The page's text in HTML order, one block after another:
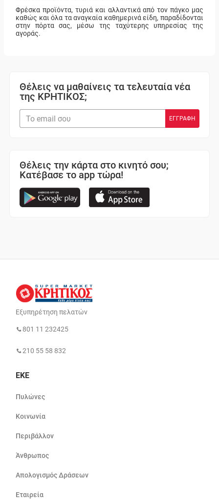
Φρέσκα προϊόντα, τυριά και αλλαντικά από τον πάγκο μας
καθώς και όλα τα αναγκαία καθημερινά είδη, παραδίδονται
στην πόρτα σας, μέσω της ταχύτερης υπηρεσίας της
αγοράς.
Θέλεις να μαθαίνεις τα τελευταία νέα
της ΚΡΗΤΙΚΟΣ;
Θέλεις την κάρτα στο κινητό σου;
Κατέβασε το app τώρα!
Εξυπηρέτηση πελατών
801 11 232425
210 55 58 832
ΕΚΕ
Πυλώνες
Κοινωνία
Περιβάλλον
Άνθρωπος
Απολογισμός Δράσεων
Εταιρεία